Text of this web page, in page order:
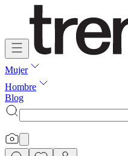
Mujer
Hombre
Blog